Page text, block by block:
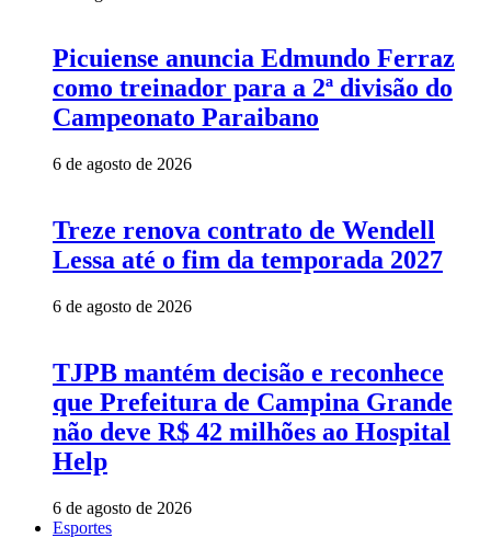
Picuiense anuncia Edmundo Ferraz
como treinador para a 2ª divisão do
Campeonato Paraibano
6 de agosto de 2026
Treze renova contrato de Wendell
Lessa até o fim da temporada 2027
6 de agosto de 2026
TJPB mantém decisão e reconhece
que Prefeitura de Campina Grande
não deve R$ 42 milhões ao Hospital
Help
6 de agosto de 2026
Esportes